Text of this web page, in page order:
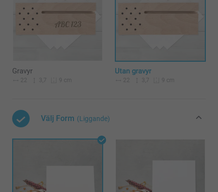
Gravyr
22 3,7 9 cm
Utan gravyr
22 3,7 9 cm
Välj Form (Liggande)